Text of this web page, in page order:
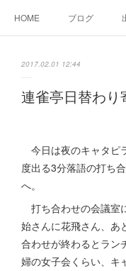
HOME ブログ
2017.02.01 12:44
連雀亭日替わり
今日は夜のキャタピ
度出る3分落語の打ち
へ。
打ち合わせの会議室
始さんに花飛さん、あ
合わせが終わるとラン
婦の女子会くらい、キ